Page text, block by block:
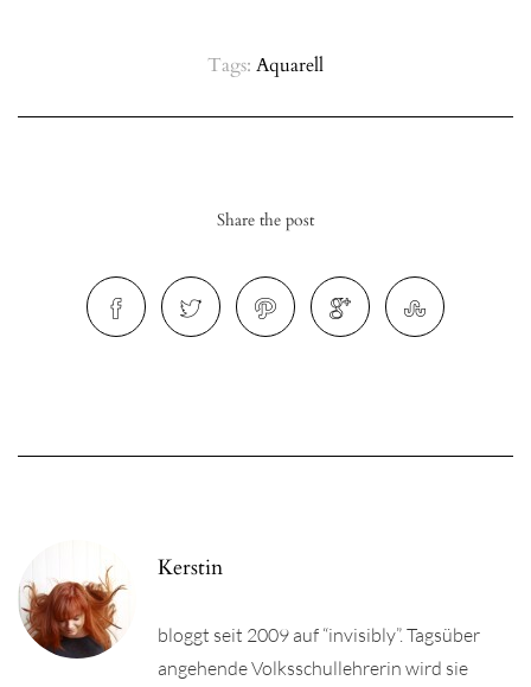
Tags: Aquarell
Share the post
Kerstin
bloggt seit 2009 auf “invisibly”. Tagsüber
angehende Volksschullehrerin wird sie